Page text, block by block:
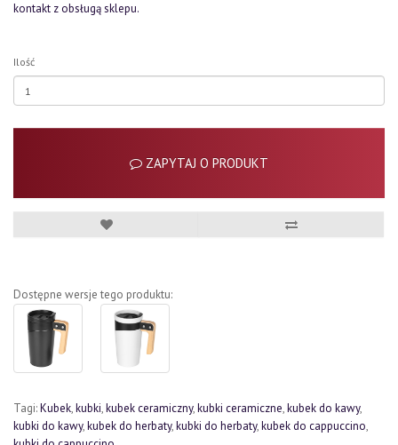
kontakt z obsługą sklepu.
Ilość
ZAPYTAJ O PRODUKT
Dostępne wersje tego produktu:
Tagi:Kubek,kubki,kubek ceramiczny,kubki ceramiczne,kubek do kawy,
kubki do kawy,kubek do herbaty,kubki do herbaty,kubek do cappuccino,